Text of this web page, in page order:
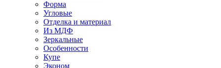
Форма
Угловые
Отделка и материал
Из МДФ
Зеркальные
Особенности
Купе
Эконом